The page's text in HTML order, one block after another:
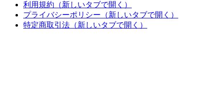
利用規約 （新しいタブで開く）
プライバシーポリシー （新しいタブで開く）
特定商取引法 （新しいタブで開く）